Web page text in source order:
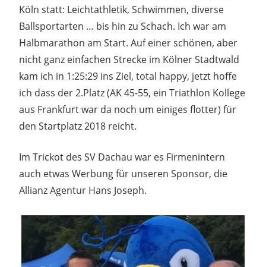
Köln statt: Leichtathletik, Schwimmen, diverse
Ballsportarten … bis hin zu Schach. Ich war am
Halbmarathon am Start. Auf einer schönen, aber
nicht ganz einfachen Strecke im Kölner Stadtwald
kam ich in 1:25:29 ins Ziel, total happy, jetzt hoffe
ich dass der 2.Platz (AK 45-55, ein Triathlon Kollege
aus Frankfurt war da noch um einiges flotter) für
den Startplatz 2018 reicht.
Im Trickot des SV Dachau war es Firmenintern
auch etwas Werbung für unseren Sponsor, die
Allianz Agentur Hans Joseph.